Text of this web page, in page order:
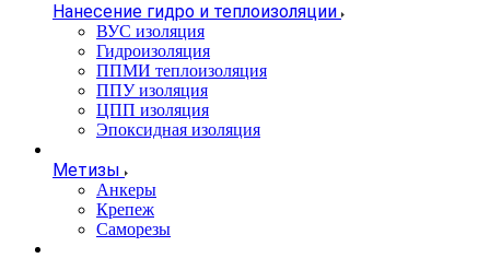
Нанесение гидро и теплоизоляции
ВУС изоляция
Гидроизоляция
ППМИ теплоизоляция
ППУ изоляция
ЦПП изоляция
Эпоксидная изоляция
Метизы
Анкеры
Крепеж
Саморезы